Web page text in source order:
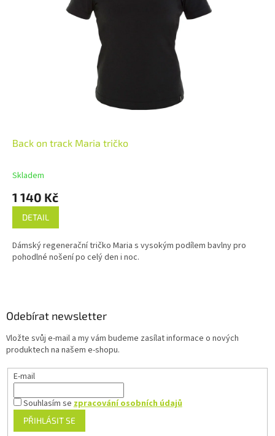
Back on track Maria tričko
Skladem
1 140 Kč
DETAIL
Dámský regenerační tričko Maria s vysokým podílem bavlny pro
pohodlné nošení po celý den i noc.
Odebírat newsletter
Vložte svůj e-mail a my vám budeme zasílat informace o nových
produktech na našem e-shopu.
E-mail
Souhlasím sezpracování osobních údajů
PŘIHLÁSIT SE